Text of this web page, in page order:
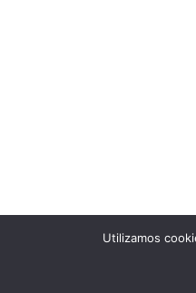
Utilizamos